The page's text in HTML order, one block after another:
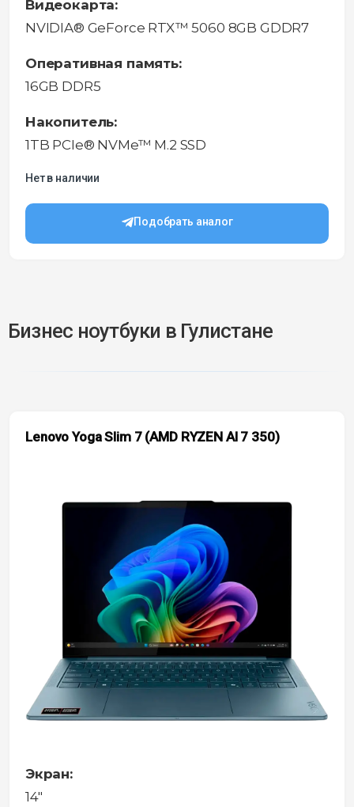
Видеокарта:
NVIDIA® GeForce RTX™ 5060 8GB GDDR7
Оперативная память:
16GB DDR5
Накопитель:
1TB PCIe® NVMe™ M.2 SSD
Нет в наличии
Подобрать аналог
Бизнес ноутбуки в Гулистане
Lenovo Yoga Slim 7 (AMD RYZEN AI 7 350)
Экран:
14"